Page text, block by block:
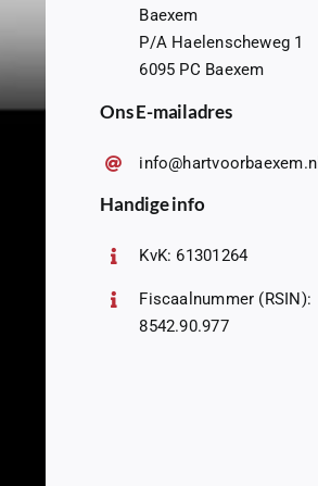
Baexem
P/A Haelenscheweg 1
6095 PC Baexem
Ons E-mailadres
info@hartvoorbaexem.nl
Handige info
KvK: 61301264
Fiscaalnummer (RSIN):
8542.90.977